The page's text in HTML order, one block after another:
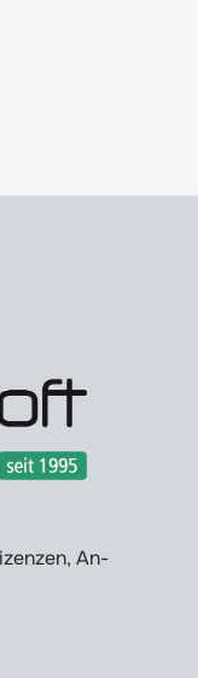
An-